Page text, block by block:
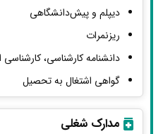
دیپلم و پیش‌دانشگاهی
ریزنمرات
دانشنامه کارشناسی،
گواهی اشتغال به تحصیل
مدارک شغلی